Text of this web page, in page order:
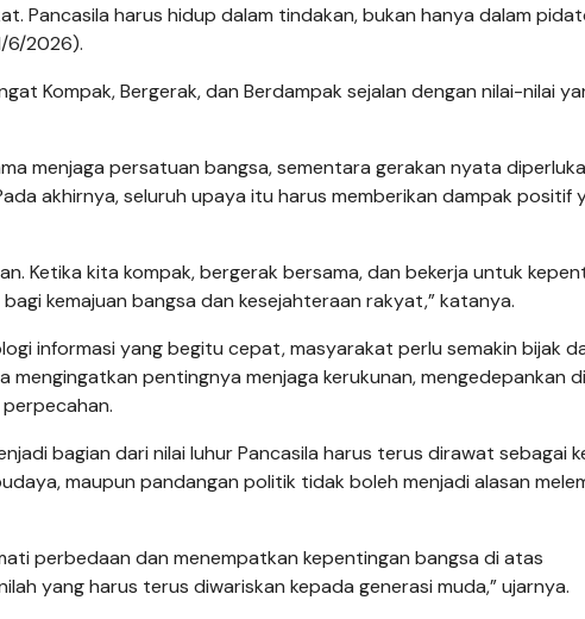
Pancasila harus hidup dalam tindakan, bukan hanya dalam
6/2026).
Kompak, Bergerak, dan Berdampak sejalan dengan nilai-nilai
menjaga persatuan bangsa, sementara gerakan nyata
akhirnya, seluruh upaya itu harus memberikan dampak positif
Ketika kita kompak, bergerak bersama, dan bekerja untuk
kemajuan bangsa dan kesejahteraan rakyat,” katanya.
informasi yang begitu cepat, masyarakat perlu semakin bijak
mengingatkan pentingnya menjaga kerukunan, mengedepankan
bagian dari nilai luhur Pancasila harus terus dirawat sebagai
maupun pandangan politik tidak boleh menjadi alasan
perbedaan dan menempatkan kepentingan bangsa di atas
yang harus terus diwariskan kepada generasi muda,” ujarnya.